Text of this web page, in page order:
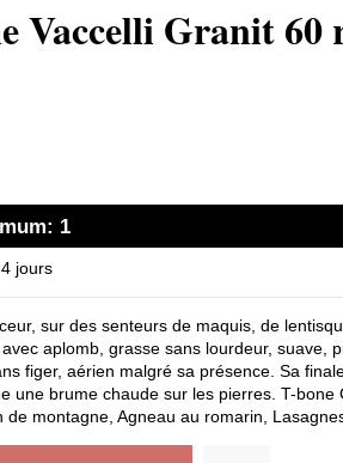
Vaccelli Granit 60
1
jours
sur des senteurs de maquis, de
avec aplomb, grasse sans lourdeur, suave,
figer, aérien malgré sa présence. Sa
une brume chaude sur les pierres. T-bone
de montagne, Agneau au romarin,